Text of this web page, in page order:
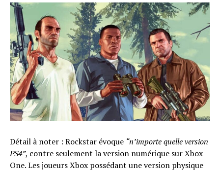
Détail à noter : Rockstar évoque “n’importe quelle version
PS4”, contre seulement la version numérique sur Xbox
One. Les joueurs Xbox possédant une version physique